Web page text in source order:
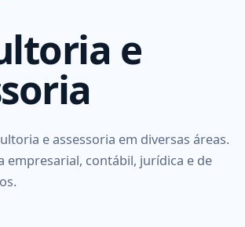
e
e assessoria em diversas áreas.
empresarial, contábil, jurídica e de